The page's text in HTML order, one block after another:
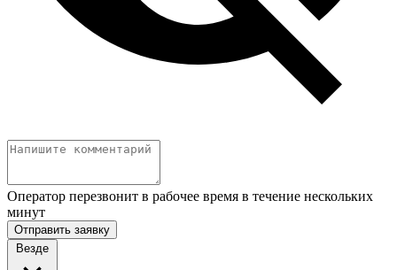
Оператор перезвонит в рабочее время в течение нескольких
минут
Отправить заявку
Везде